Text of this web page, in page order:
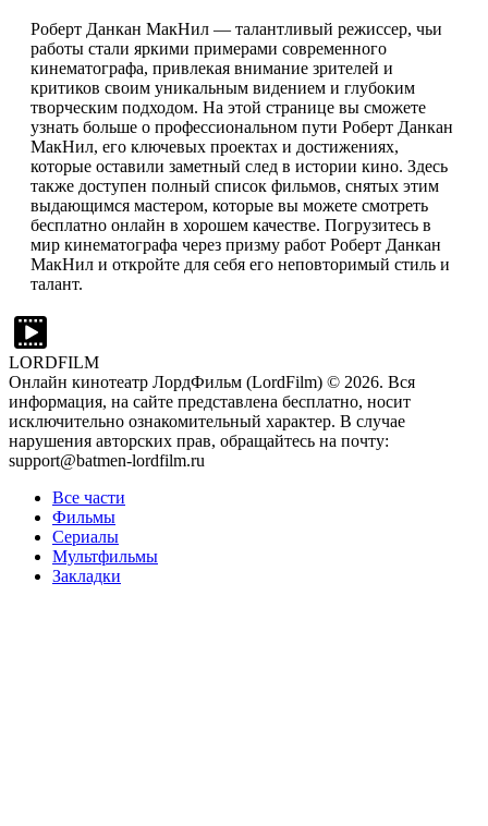
Роберт Данкан МакНил — талантливый режиссер, чьи
работы стали яркими примерами современного
кинематографа, привлекая внимание зрителей и
критиков своим уникальным видением и глубоким
творческим подходом. На этой странице вы сможете
узнать больше о профессиональном пути Роберт Данкан
МакНил, его ключевых проектах и достижениях,
которые оставили заметный след в истории кино. Здесь
также доступен полный список фильмов, снятых этим
выдающимся мастером, которые вы можете смотреть
бесплатно онлайн в хорошем качестве. Погрузитесь в
мир кинематографа через призму работ Роберт Данкан
МакНил и откройте для себя его неповторимый стиль и
талант.
LORDFILM
Онлайн кинотеатр ЛордФильм (LordFilm) © 2026. Вся
информация, на сайте представлена бесплатно, носит
исключительно ознакомительный характер. В случае
нарушения авторских прав, обращайтесь на почту:
support@batmen-lordfilm.ru
Все части
Фильмы
Сериалы
Мультфильмы
Закладки